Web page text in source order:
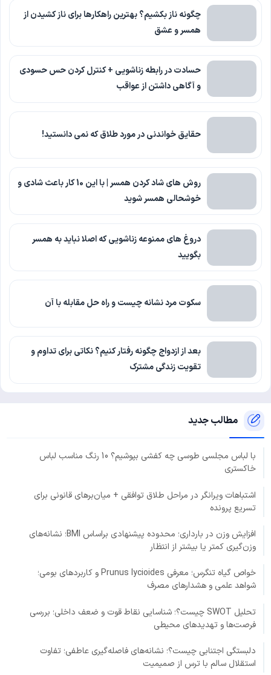
چگونه ناز بکشیم؟ بهترین راهکارها برای ناز کشیدن از
همسر و عشق
حسادت در رابطه زناشویی + کنترل کردن حس حسودی
و آگاهی داشتن از عواقب
حقایق خواندنی در مورد طلاق که نمی دانستید!
روش های شاد کردن همسر | با این 10 کار باعث شادی و
خوشحالی همسر شوید
دروغ های ممنوعه زناشویی که اصلا نباید به همسر
بگویید
سکوت مرد نشانه چیست و راه حل مقابله با آن
بعد از ازدواج چگونه رفتار کنیم؟ نکاتی برای تداوم و
تقویت زندگی مشترک
مطالب جدید
با لباس مجلسی طوسی چه کفشی بپوشیم؟ 10 رنگ مناسب لباس
خاکستری
اشتباهات ویرانگر در مراحل طلاق توافقی + میان‌برهای قانونی برای
تسریع پرونده
افزایش وزن در بارداری؛ محدوده پیشنهادی براساس BMI؛ نشانه‌های
وزن‌گیری کمتر یا بیشتر از انتظار
خواص گیاه تنگرس؛ معرفی Prunus lycioides و کاربردهای بومی؛
شواهد علمی و هشدارهای مصرف
تحلیل SWOT چیست؟؛ شناسایی نقاط قوت و ضعف داخلی؛ بررسی
فرصت‌ها و تهدیدهای محیطی
دلبستگی اجتنابی چیست؟؛ نشانه‌های فاصله‌گیری عاطفی؛ تفاوت
استقلال سالم با ترس از صمیمیت